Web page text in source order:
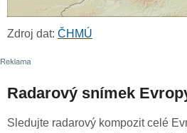
Zdroj dat: ČHMÚ
Radarový snímek
Sledujte radarový kompozit celé